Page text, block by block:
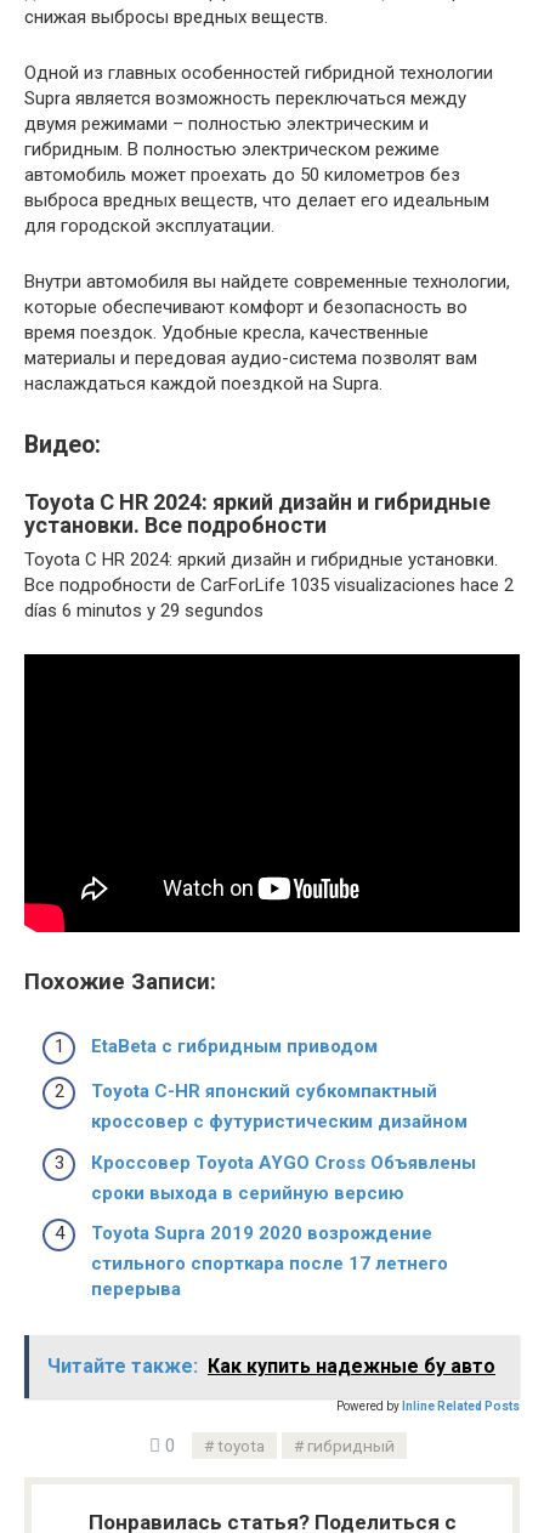
снижая выбросы вредных веществ.
Одной из главных особенностей гибридной технологии
Supra является возможность переключаться между
двумя режимами – полностью электрическим и
гибридным. В полностью электрическом режиме
автомобиль может проехать до 50 километров без
выброса вредных веществ, что делает его идеальным
для городской эксплуатации.
Внутри автомобиля вы найдете современные технологии,
которые обеспечивают комфорт и безопасность во
время поездок. Удобные кресла, качественные
материалы и передовая аудио-система позволят вам
наслаждаться каждой поездкой на Supra.
Видео:
Toyota C HR 2024: яркий дизайн и гибридные
установки. Все подробности
Toyota C HR 2024: яркий дизайн и гибридные установки.
Все подробности de CarForLife 1035 visualizaciones hace 2
días 6 minutos y 29 segundos
Похожие Записи:
EtaBeta с гибридным приводом
Toyota C-HR японский субкомпактный
кроссовер с футуристическим дизайном
Кроссовер Toyota AYGO Cross Объявлены
сроки выхода в серийную версию
Toyota Supra 2019 2020 возрождение
стильного спорткара после 17 летнего
перерыва
Читайте также: Как купить надежные бу авто
Powered by Inline Related Posts
0 toyota гибридный
Понравилась статья? Поделиться с